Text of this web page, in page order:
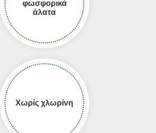
φωσφορικά
άλατα
Χωρίς χλωρίνη